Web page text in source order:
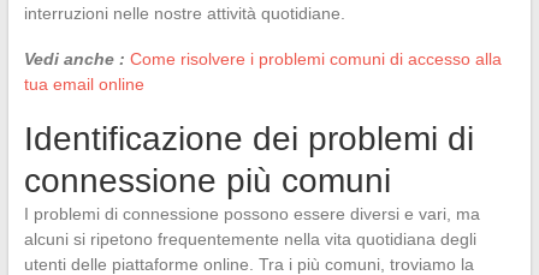
interruzioni nelle nostre attività quotidiane.
Vedi anche : Come risolvere i problemi comuni di accesso alla
tua email online
Identificazione dei problemi di
connessione più comuni
I problemi di connessione possono essere diversi e vari, ma
alcuni si ripetono frequentemente nella vita quotidiana degli
utenti delle piattaforme online. Tra i più comuni, troviamo la